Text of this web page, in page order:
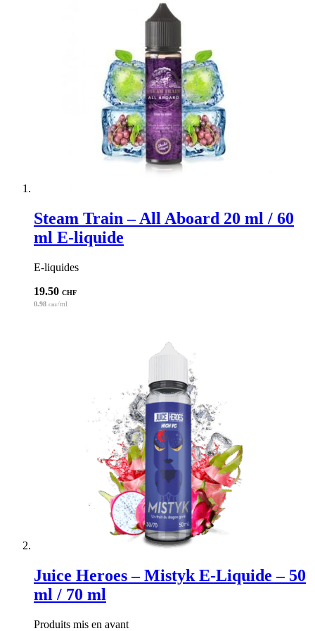
Découvrez les autres produits de la marque
Obtenez des réductions ou les dernières informations sur nos
produits en nous suivant sur nos réseaux sociaux :
Steam Train – All Aboard 20 ml / 60
ml E-liquide
E-liquides
19.50 CHF
0.98 CHF/ml
Juice Heroes – Mistyk E-Liquide – 50
ml / 70 ml
Produits mis en avant